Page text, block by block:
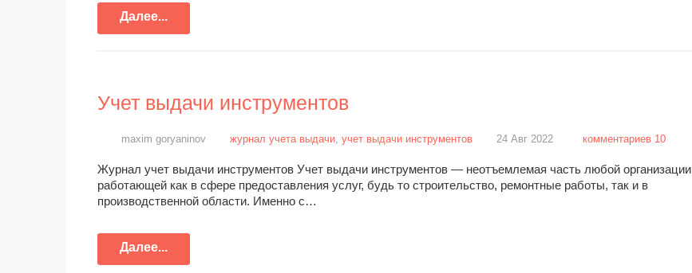
Далее...
Учет выдачи инструментов
maxim goryaninov журнал учета выдачи, учет выдачи инструментов 24 Авг 2022 комментариев 10
Журнал учет выдачи инструментов Учет выдачи инструментов — неотъемлемая часть любой организации
работающей как в сфере предоставления услуг, будь то строительство, ремонтные работы, так и в
производственной области. Именно с…
Далее...